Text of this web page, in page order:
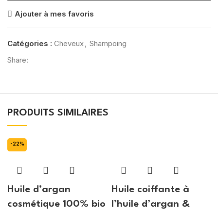
Ajouter à mes favoris
Catégories : Cheveux, Shampoing
Share:
PRODUITS SIMILAIRES
-22%
Huile d’argan
cosmétique 100% bio
Huile coiffante à
l’huile d’argan &